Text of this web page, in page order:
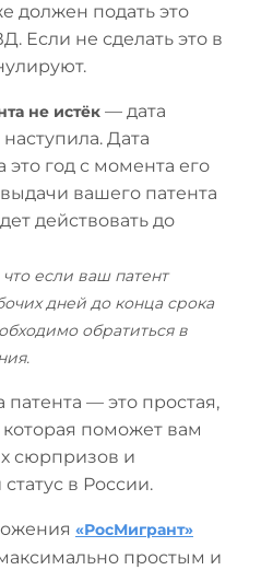
должен подать это
Если не сделать это в
не истёк — дата
Дата
это год с момента его
вашего патента
действовать до
если ваш патент
дней до конца срока
обратиться в
— это простая,
поможет вам
сюрпризов и
в России.
«РосМигрант»
простым и